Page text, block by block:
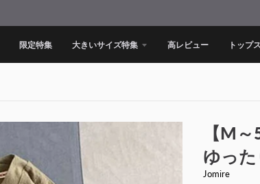
限定特集 大きいサイズ特集 高レビュー トップス
【M
ゆっ
Jomire